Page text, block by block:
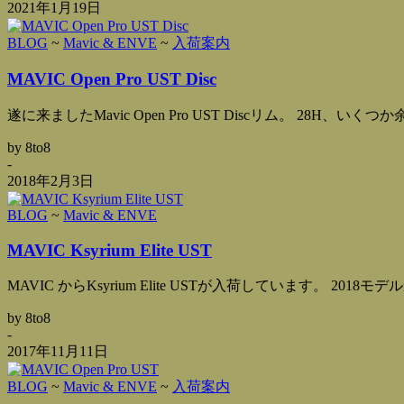
2021年1月19日
BLOG ~ Mavic & ENVE ~ 入荷案内
MAVIC Open Pro UST Disc
遂に来ましたMavic Open Pro UST Discリム。 28H、いくつ
by 8to8
-
2018年2月3日
BLOG ~ Mavic & ENVE
MAVIC Ksyrium Elite UST
MAVIC からKsyrium Elite USTが入荷しています。 2018モデ
by 8to8
-
2017年11月11日
BLOG ~ Mavic & ENVE ~ 入荷案内